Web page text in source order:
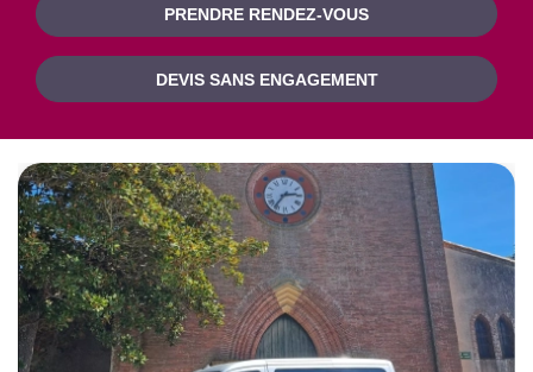
PRENDRE RENDEZ-VOUS
DEVIS SANS ENGAGEMENT